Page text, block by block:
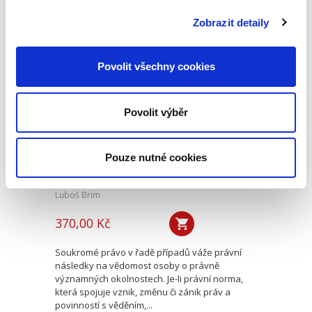
Zobrazit detaily
Povolit všechny cookies
Povolit výběr
Pouze nutné cookies
Přičitatelnost
významných
okolnostech
právnickým
osobám
Luboš Brim
370,00 Kč
Soukromé právo v řadě případů váže právní
následky na vědomost osoby o právně
významných okolnostech. Je-li právní norma,
která spojuje vznik, změnu či zánik práv a
povinností s věděním,...